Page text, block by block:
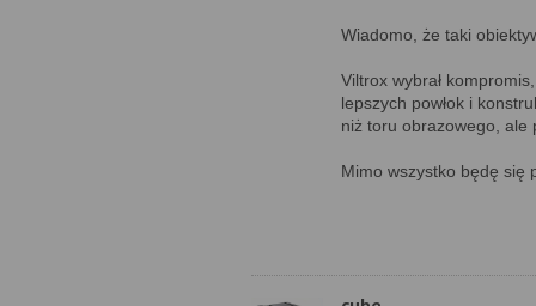
Wiadomo, że taki
Viltrox wybrał
lepszych powłok i
niż toru obrazowego, ale
Mimo wszystko będę się